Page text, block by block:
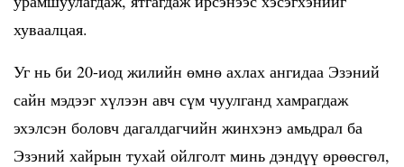
хуваалцая.
Уг нь би 20-иод жилийн өмнө ахлах ангидаа Эзэний
сайн мэдээг хүлээн авч сүм чуулганд хамрагдаж
эхэлсэн боловч дагалдагчийн жинхэнэ амьдрал ба
Эзэний хайрын тухай ойлголт минь дэндүү өрөөсгөл,